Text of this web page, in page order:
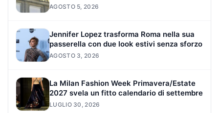
AGOSTO 5, 2026
Jennifer Lopez trasforma Roma nella sua
passerella con due look estivi senza sforzo
AGOSTO 3, 2026
La Milan Fashion Week Primavera/Estate
2027 svela un fitto calendario di settembre
LUGLIO 30, 2026